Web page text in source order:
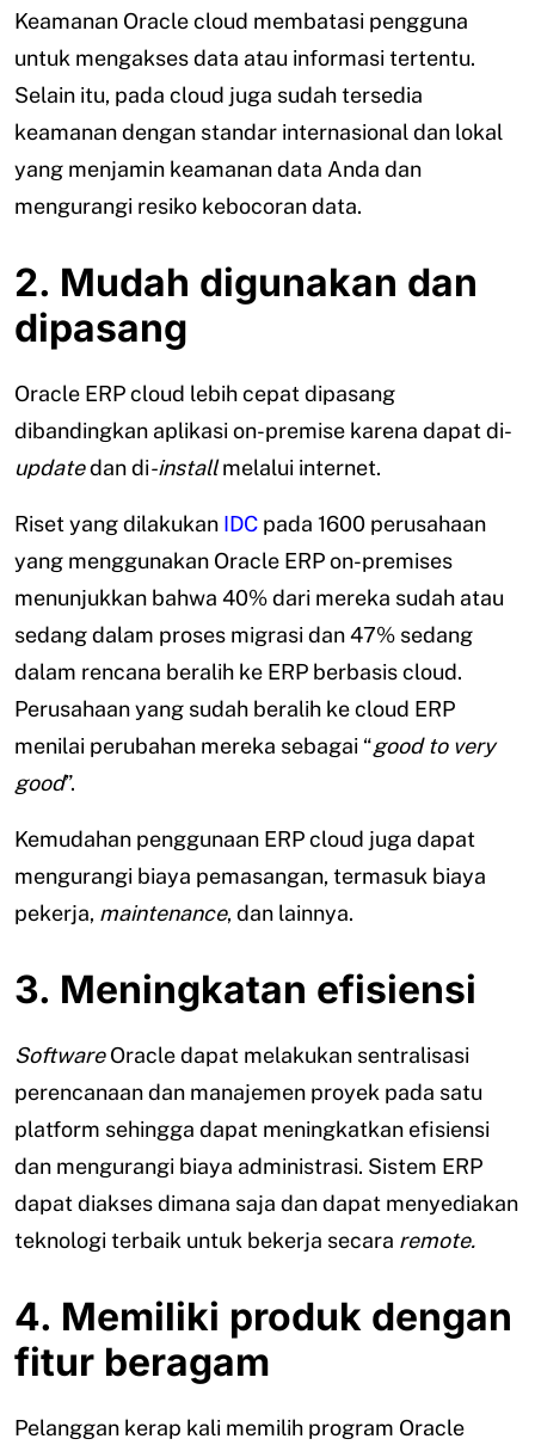
Keamanan Oracle cloud membatasi pengguna
untuk mengakses data atau informasi tertentu.
Selain itu, pada cloud juga sudah tersedia
keamanan dengan standar internasional dan lokal
yang menjamin keamanan data Anda dan
mengurangi resiko kebocoran data.
2. Mudah digunakan dan
dipasang
Oracle ERP cloud lebih cepat dipasang
dibandingkan aplikasi on-premise karena dapat di-
updatedan di-installmelalui internet.
Riset yang dilakukan IDC pada 1600 perusahaan
yang menggunakan Oracle ERP on-premises
menunjukkan bahwa 40% dari mereka sudah atau
sedang dalam proses migrasi dan 47% sedang
dalam rencana beralih ke ERP berbasis cloud.
Perusahaan yang sudah beralih ke cloud ERP
menilai perubahan mereka sebagai “good to very
good”.
Kemudahan penggunaan ERP cloud juga dapat
mengurangi biaya pemasangan, termasuk biaya
pekerja, maintenance, dan lainnya.
3. Meningkatan efisiensi
SoftwareOracle dapat melakukan sentralisasi
perencanaan dan manajemen proyek pada satu
platform sehingga dapat meningkatkan efisiensi
dan mengurangi biaya administrasi. Sistem ERP
dapat diakses dimana saja dan dapat menyediakan
teknologi terbaik untuk bekerja secara remote.
4. Memiliki produk dengan
fitur beragam
Pelanggan kerap kali memilih program Oracle